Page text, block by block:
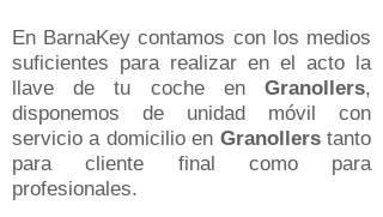
En BarnaKey contamos con los medios
suficientes para realizar en el acto la
llave de tu coche en Granollers,
disponemos de unidad móvil con
servicio a domicilio en Granollerstanto
para cliente final como para
profesionales.